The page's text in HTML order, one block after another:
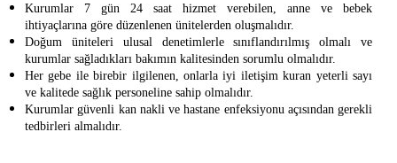
Kurumlar 7 gün 24 saat hizmet verebilen, anne ve bebek
ihtiyaçlarına göre düzenlenen ünitelerden oluşmalıdır.
Doğum üniteleri ulusal denetimlerle sınıflandırılmış olmalı ve
kurumlar sağladıkları bakımın kalitesinden sorumlu olmalıdır.
Her gebe ile birebir ilgilenen, onlarla iyi iletişim kuran yeterli sayı
ve kalitede sağlık personeline sahip olmalıdır.
Kurumlar güvenli kan nakli ve hastane enfeksiyonu açısından gerekli
tedbirleri almalıdır.